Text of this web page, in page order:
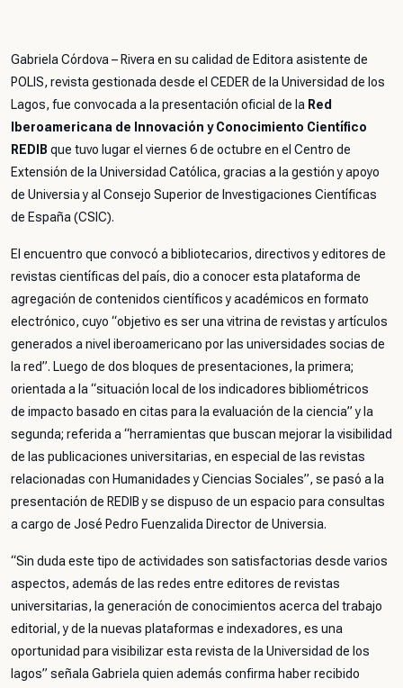
Gabriela Córdova – Rivera en su calidad de Editora asistente de
POLIS, revista gestionada desde el CEDER de la Universidad de los
Lagos, fue convocada a la presentación oficial de la Red
Iberoamericana de Innovación y Conocimiento Científico
REDIB que tuvo lugar el viernes 6 de octubre en el Centro de
Extensión de la Universidad Católica, gracias a la gestión y apoyo
de Universia y al Consejo Superior de Investigaciones Científicas
de España (CSIC).
El encuentro que convocó a bibliotecarios, directivos y editores de
revistas científicas del país, dio a conocer esta plataforma de
agregación de contenidos científicos y académicos en formato
electrónico, cuyo “objetivo es ser una vitrina de revistas y artículos
generados a nivel iberoamericano por las universidades socias de
la red”. Luego de dos bloques de presentaciones, la primera;
orientada a la “situación local de los indicadores bibliométricos
de impacto basado en citas para la evaluación de la ciencia” y la
segunda; referida a “herramientas que buscan mejorar la visibilidad
de las publicaciones universitarias, en especial de las revistas
relacionadas con Humanidades y Ciencias Sociales”, se pasó a la
presentación de REDIB y se dispuso de un espacio para consultas
a cargo de José Pedro Fuenzalida Director de Universia.
“Sin duda este tipo de actividades son satisfactorias desde varios
aspectos, además de las redes entre editores de revistas
universitarias, la generación de conocimientos acerca del trabajo
editorial, y de la nuevas plataformas e indexadores, es una
oportunidad para visibilizar esta revista de la Universidad de los
lagos” señala Gabriela quien además confirma haber recibido